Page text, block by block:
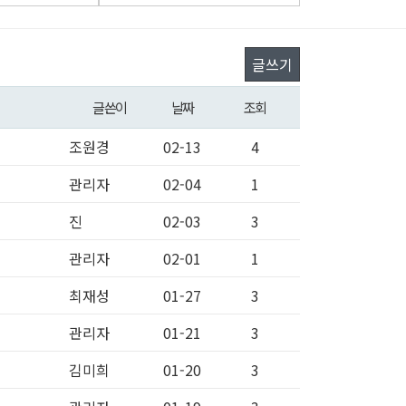
글쓰기
글쓴이 날짜 조회
조원경 02-13
4
관리자
02-04
1
진
02-03
3
관리자
02-01
1
최재성
01-27
3
관리자
01-21
3
김미희
01-20
3